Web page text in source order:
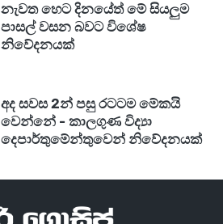
නැවත හෙට දිනයේත් මේ සියලුම
පාසල් වසන බවට විශේෂ
නිවේදනයක්
අද සවස 2න් පසු රටටම මේකයි
වෙන්නේ - කාලගුණ විද්‍යා
දෙපාර්තුමේන්තුවෙන් නිවේදනයක්